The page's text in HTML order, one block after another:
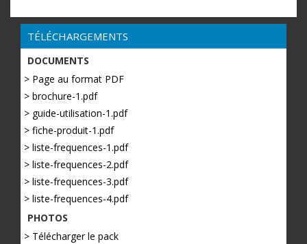
TÉLÉCHARGEMENTS
DOCUMENTS
> Page au format PDF
> brochure-1.pdf
> guide-utilisation-1.pdf
> fiche-produit-1.pdf
> liste-frequences-1.pdf
> liste-frequences-2.pdf
> liste-frequences-3.pdf
> liste-frequences-4.pdf
PHOTOS
> Télécharger le pack